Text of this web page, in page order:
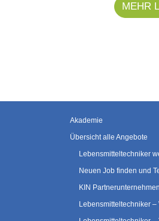
MEHR
Akademie
Übersicht alle Angebote
Lebensmitteltechniker
Neuen Job finden und
KIN
Lebensmitteltechniker –